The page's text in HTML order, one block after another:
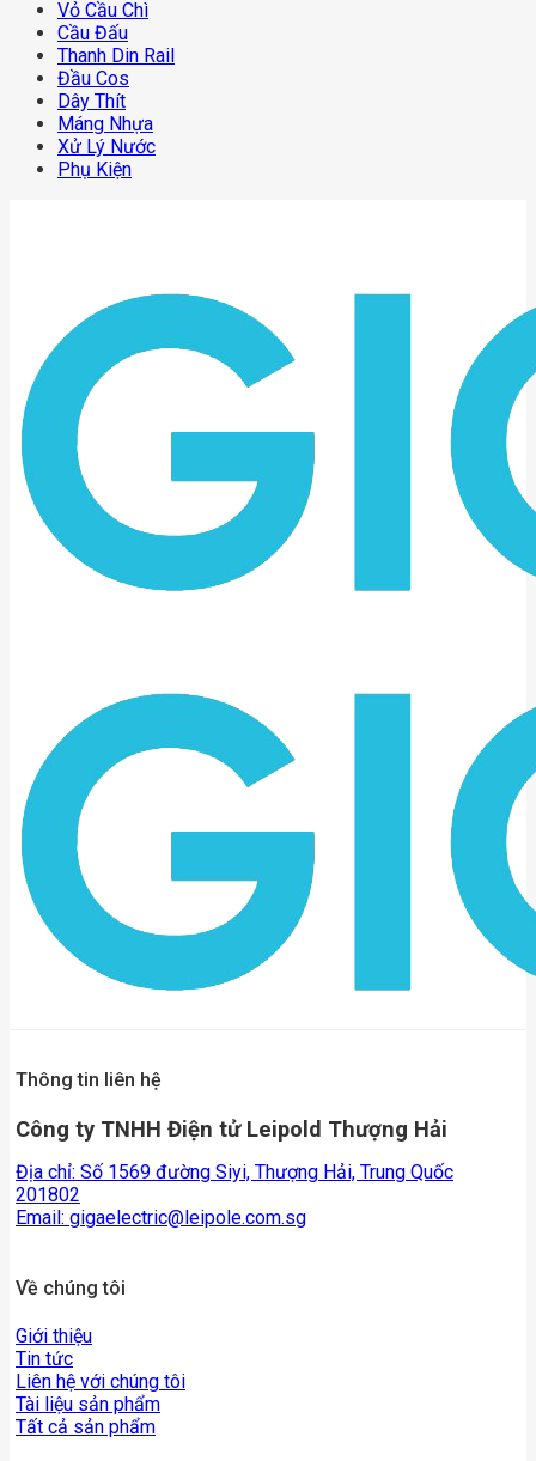
Vỏ Cầu Chì
Cầu Đấu
Thanh Din Rail
Đầu Cos
Dây Thít
Máng Nhựa
Xử Lý Nước
Phụ Kiện
Thông tin liên hệ
Công ty TNHH Điện tử Leipold Thượng Hải
Địa chỉ: Số 1569 đường Siyi, Thượng Hải, Trung Quốc
201802
Email: gigaelectric@leipole.com.sg
Về chúng tôi
Giới thiệu
Tin tức
Liên hệ với chúng tôi
Tài liệu sản phẩm
Tất cả sản phẩm